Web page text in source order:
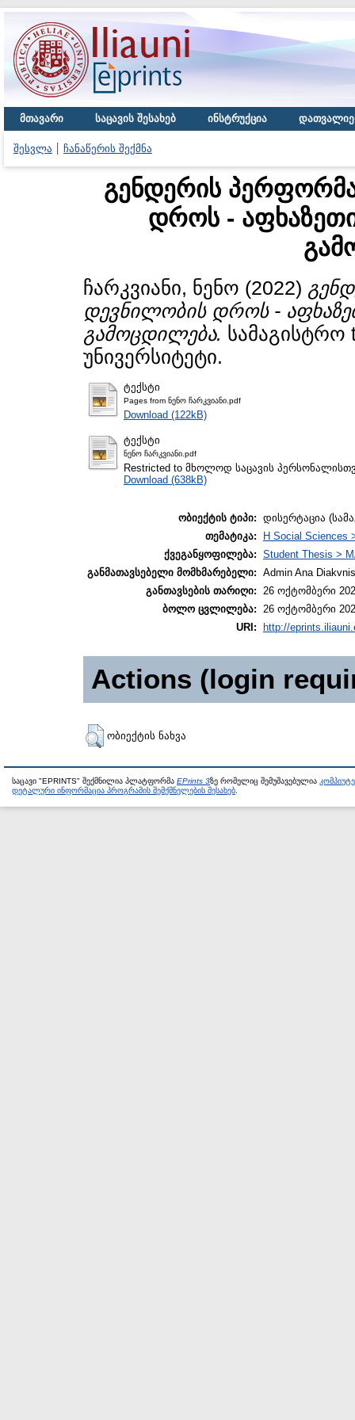
მთავარი საცავის შესახებ ინსტრუქცია
შესვლა ჩანაწერის შექმნა
გენდერის
დროს -
ჩარკვიანი, ნენო (2022)
დევნილობის დროს -
გამოცდილება. სამაგისტრო
უნივერსიტეტი.
ტექსტი
Pages from ნენო ჩარკვიანი.pdf
Download (122kB)
ტექსტი
ნენო ჩარკვიანი.pdf
Restricted to მხოლოდ საცავის
Download (638kB)
ობიექტის ტიპი: დისერტაცია
თემატიკა:
H Social Sciences
ქვეგანყოფილება: Student Thesis >
განმათავსებელი მომხმარებელი: Admin Ana
განთავსების თარიღი: 26 ოქტომბერი
ბოლო ცვლილება: 26 ოქტომბერი
URI:
http://
Actions (login
ობიექტის ნახვა
საცავი "EPRINTS" შექმნილია პლატფორმა EPrints 3ზე რომელიც შემუშავებულია
დეტალური ინფორმაცია პროგრამის შემქმნელების შესახებ.